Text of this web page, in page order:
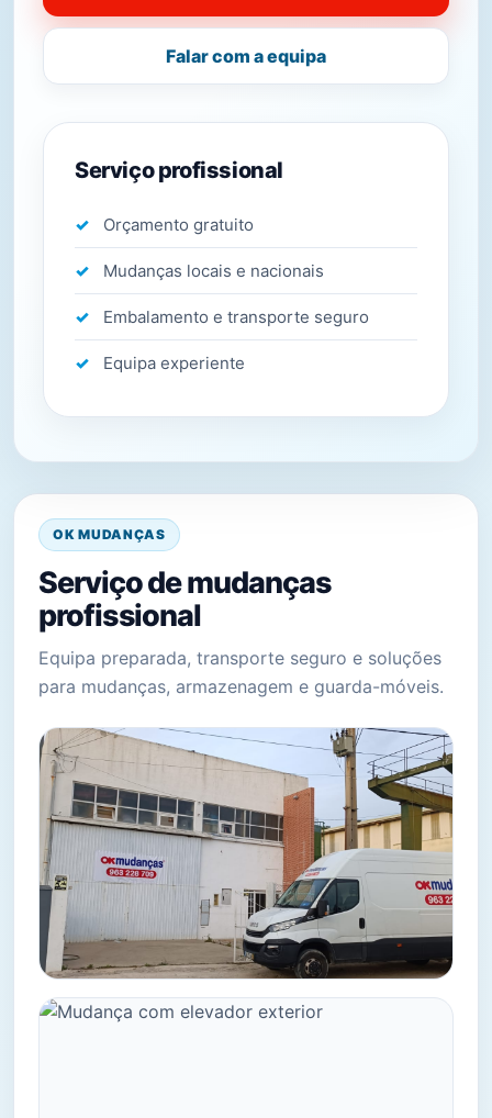
Falar com a equipa
Serviço profissional
Orçamento gratuito
Mudanças locais e nacionais
Embalamento e transporte seguro
Equipa experiente
OK MUDANÇAS
Serviço de mudanças
profissional
Equipa preparada, transporte seguro e soluções
para mudanças, armazenagem e guarda-móveis.